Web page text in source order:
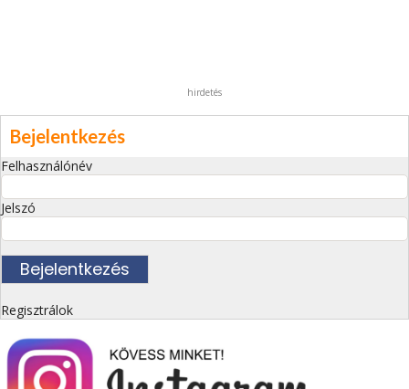
hirdetés
Bejelentkezés
Felhasználónév
Jelszó
Regisztrálok